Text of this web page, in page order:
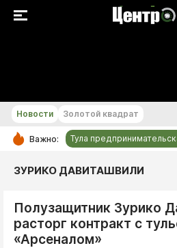
РУБРИКИ
Культура
Происшествия
Новости Золотой квадрат
Важно: Тула
ЗУРИКО ДАВИТАШВИЛИ
Полузащитник Зурико
расторг контракт с
«Арсеналом»